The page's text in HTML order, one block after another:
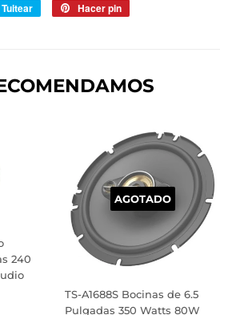
Tuitear
Tuitear Hacer pin
240
AGOTADO
TS-A1688S Bocinas de 6.5
Pulgadas 350 Watts 80W